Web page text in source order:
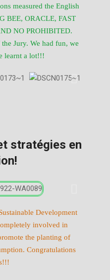
measured the English
BEE, ORACLE, FAST
NO PROHIBITED.
Jury. We had fun, we
learnt a lot!!!
stratégies en
Development
involved in
the planting of
Congratulations